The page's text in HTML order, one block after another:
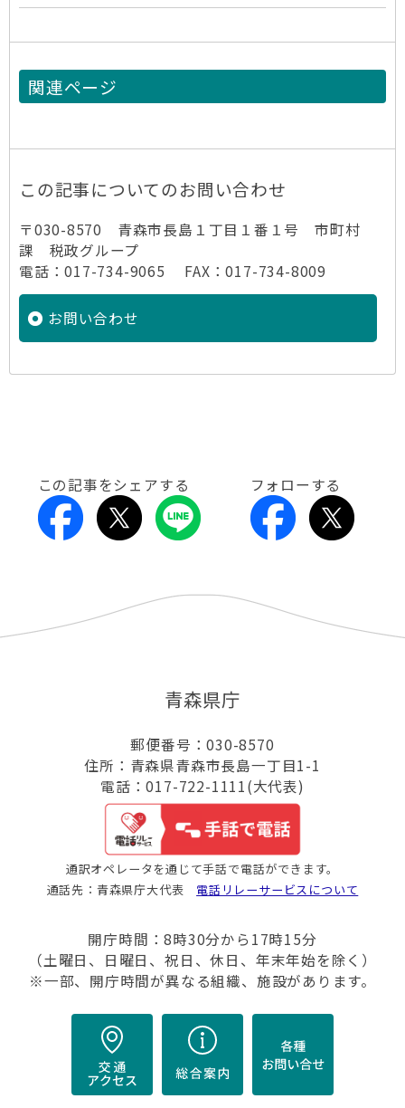
関連ページ
この記事についてのお問い合わせ
〒030-8570 青森市長島１丁目１番１号 市町村
課 税政グループ
電話：017-734-9065 FAX：017-734-8009
お問い合わせ
この記事をシェアする フォローする
青森県庁
郵便番号：030-8570
住所：青森県青森市長島一丁目1-1
電話：017-722-1111(大代表)
通訳オペレータを通じて手話で電話ができます。
通話先：青森県庁大代表 電話リレーサービスについて
開庁時間：8時30分から17時15分
（土曜日、日曜日、祝日、休日、年末年始を除く）
※一部、開庁時間が異なる組織、施設があります。